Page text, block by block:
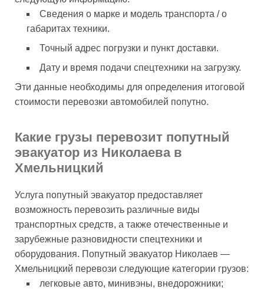
Сведения о марке и модель транспорта / о
габаритах техники.
Точный адрес погрузки и пункт доставки.
Дату и время подачи спецтехники на загрузку.
Эти данные необходимы для определения итоговой
стоимости перевозки автомобилей попутно.
Какие грузы перевозит попутный
эвакуатор из Николаева в
Хмельницкий
Услуга попутный эвакуатор предоставляет
возможность перевозить различные виды
транспортных средств, а также отечественные и
зарубежные разновидности спецтехники и
оборудования. Попутный эвакуатор Николаев —
Хмельницкий перевози следующие категории грузов:
легковые авто, минивэны, внедорожники;